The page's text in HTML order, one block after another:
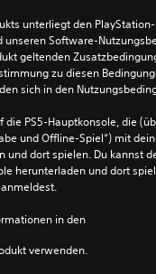
unterliegt den PlayStation-
unseren Software-
geltenden
zu diesen
sich in den
die PS5-Hauptkonsole, die
und Offline-Spiel“) mit
und dort spielen. Du kannst
herunterladen und dort
in den
verwenden.